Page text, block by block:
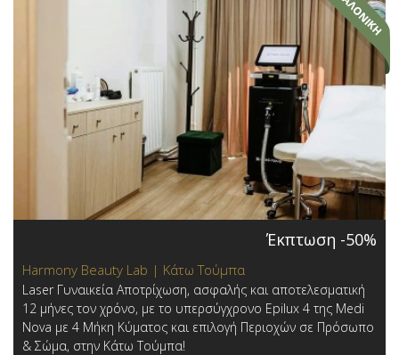
Έκπτωση -50%
Harmony Beauty Lab | Κάτω Τούμπα
Laser Γυναικεία Αποτρίχωση, ασφαλής και αποτελεσματική
12 μήνες τον χρόνο, με το υπερσύγχρονο Epilux 4 της Medi
Nova με 4 Μήκη Κύματος και επιλογή Περιοχών σε Πρόσωπο
& Σώμα, στην Κάτω Τούμπα!